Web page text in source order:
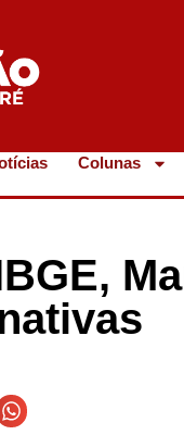
Colunas